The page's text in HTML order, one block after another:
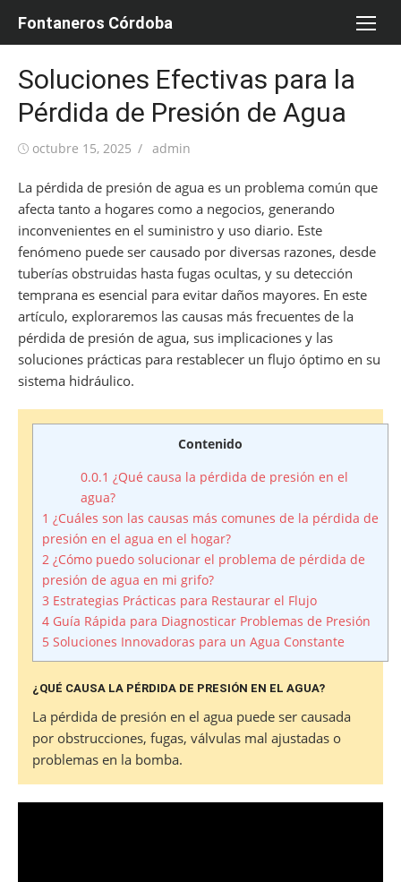
Fontaneros Córdoba
Soluciones Efectivas para la
Pérdida de Presión de Agua
Publicada
octubre 15, 2025 Autor
admin
La pérdida de presión de agua es un problema común que
afecta tanto a hogares como a negocios, generando
inconvenientes en el suministro y uso diario. Este
fenómeno puede ser causado por diversas razones, desde
tuberías obstruidas hasta fugas ocultas, y su detección
temprana es esencial para evitar daños mayores. En este
artículo, exploraremos las causas más frecuentes de la
pérdida de presión de agua, sus implicaciones y las
soluciones prácticas para restablecer un flujo óptimo en su
sistema hidráulico.
Contenido
0.0.1 ¿Qué causa la pérdida de presión en el
agua?
1 ¿Cuáles son las causas más comunes de la pérdida de
presión en el agua en el hogar?
2 ¿Cómo puedo solucionar el problema de pérdida de
presión de agua en mi grifo?
3 Estrategias Prácticas para Restaurar el Flujo
4 Guía Rápida para Diagnosticar Problemas de Presión
5 Soluciones Innovadoras para un Agua Constante
¿QUÉ CAUSA LA PÉRDIDA DE PRESIÓN EN EL AGUA?
La pérdida de presión en el agua puede ser causada
por obstrucciones, fugas, válvulas mal ajustadas o
problemas en la bomba.